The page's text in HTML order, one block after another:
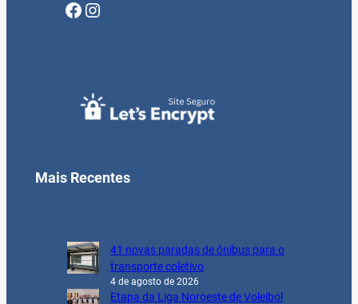
Facebook Instagram
Mais Recentes
41 novas paradas de ônibus para o
transporte coletivo
4 de agosto de 2026
Etapa da Liga Noroeste de Voleibol